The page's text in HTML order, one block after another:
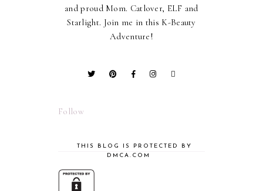
and proud Mom. Catlover, ELF and
Starlight. Join me in this K-Beauty
Adventure!
Follow
THIS BLOG IS PROTECTED BY
DMCA.COM